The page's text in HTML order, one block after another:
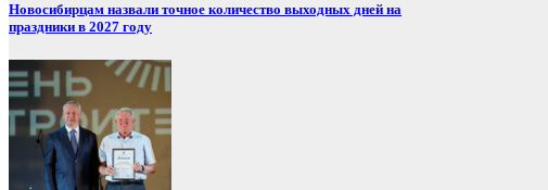
Новосибирцам назвали точное количество выходных дней на
праздники в 2027 году